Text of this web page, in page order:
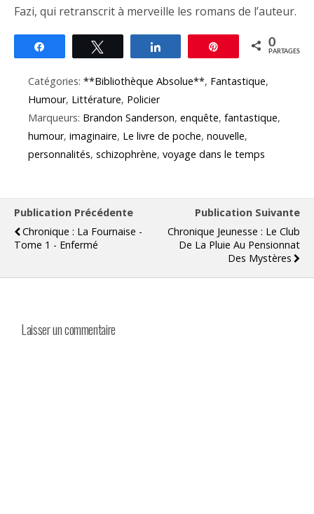
Fazi, qui retranscrit à merveille les romans de l’auteur.
Épingle 0
PARTAGES
Catégories: **Bibliothèque Absolue**, Fantastique,
Humour, Littérature, Policier
Marqueurs: Brandon Sanderson, enquête, fantastique,
humour, imaginaire, Le livre de poche, nouvelle,
personnalités, schizophrène, voyage dans le temps
Publication Précédente
Chronique : La Fournaise -
Tome 1 - Enfermé
Publication Suivante
Chronique Jeunesse : Le Club
De La Pluie Au Pensionnat
Des Mystères
Laisser un commentaire